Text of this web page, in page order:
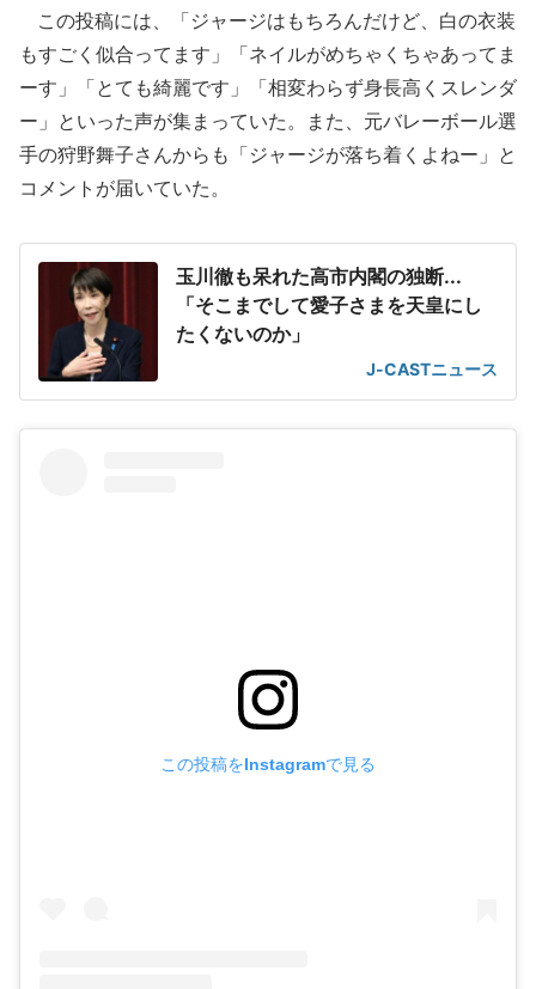
この投稿には、「ジャージはもちろんだけど、白の衣装
もすごく似合ってます」「ネイルがめちゃくちゃあってま
ーす」「とても綺麗です」「相変わらず身長高くスレンダ
ー」といった声が集まっていた。また、元バレーボール選
手の狩野舞子さんからも「ジャージが落ち着くよねー」と
コメントが届いていた。
玉川徹も呆れた高市内閣の独断...
「そこまでして愛子さまを天皇にし
たくないのか」
J-CASTニュース
この投稿をInstagramで見る